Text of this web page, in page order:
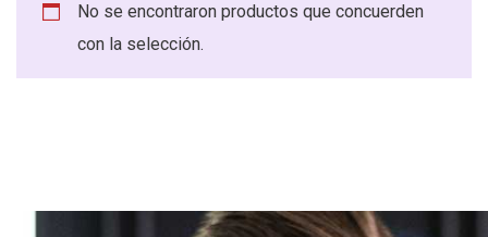
No se encontraron productos que concuerden
con la selección.